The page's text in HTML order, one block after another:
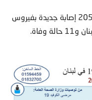
أعلنت وزارة الصحة العامة عن تسجيل 2056 إصابة جديدة بفيروس